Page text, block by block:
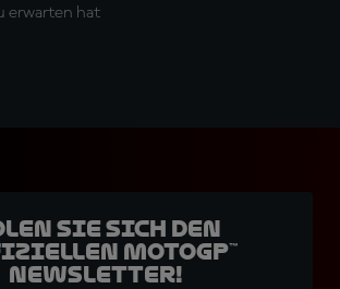
erwarten hat
Sie sich den
MotoGP™
Newsletter!